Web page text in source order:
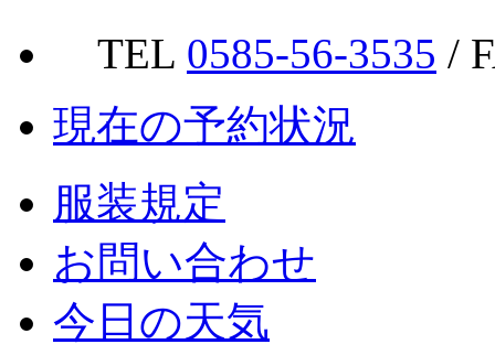
TEL 0585-56-3535 /
現在の予約状況
服装規定
お問い合わせ
今日の天気